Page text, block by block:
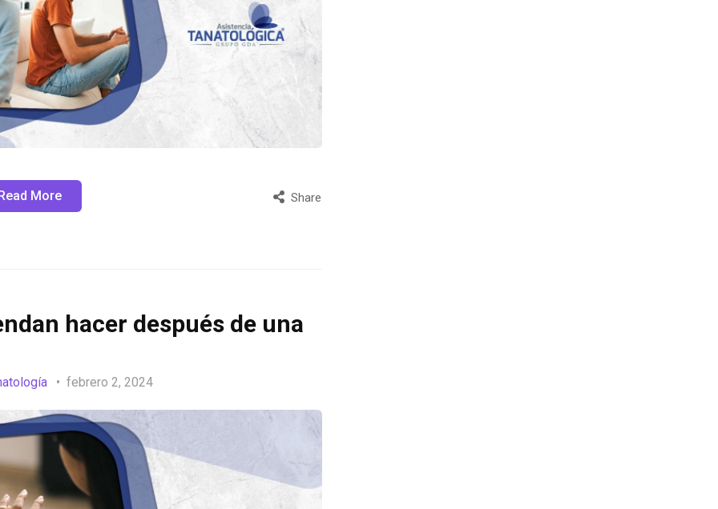
More Share
hacer después de una
febrero 2, 2024